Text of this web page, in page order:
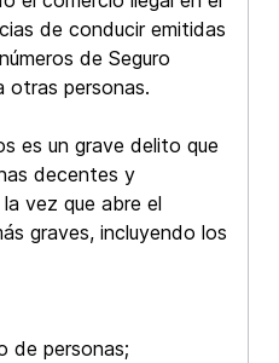
de conducir emitidas
de Seguro
otras personas.
es un grave delito que
decentes y
vez que abre el
graves, incluyendo los
de personas;